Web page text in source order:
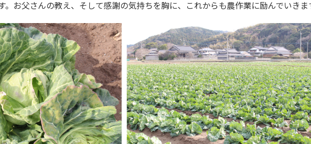
。お父さんの教え、そして感謝の気持ちを胸に、これからも農作業に励んでいきま